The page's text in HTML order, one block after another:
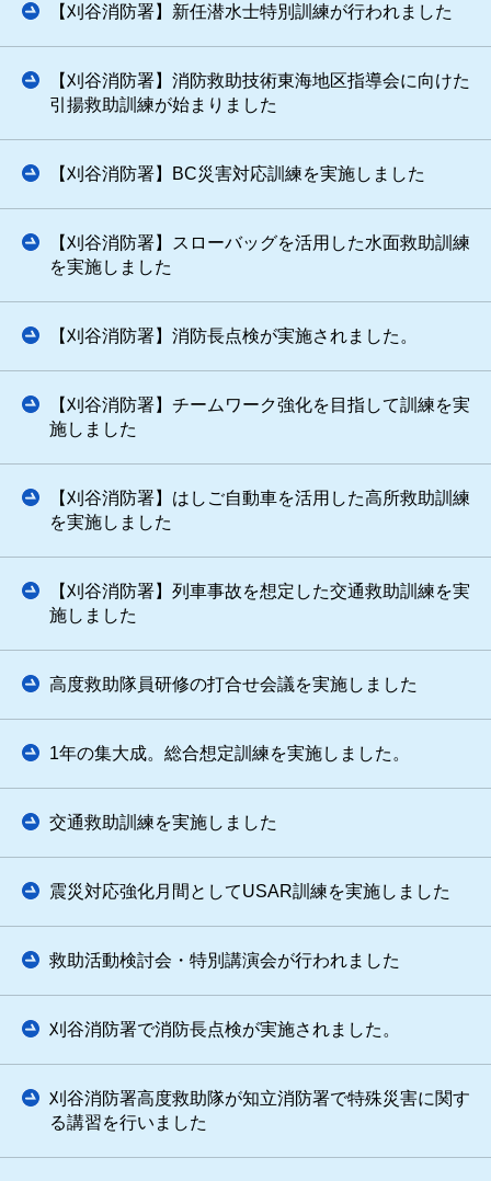
【刈谷消防署】新任潜水士特別訓練が行われました
【刈谷消防署】消防救助技術東海地区指導会に向けた
引揚救助訓練が始まりました
【刈谷消防署】BC災害対応訓練を実施しました
【刈谷消防署】スローバッグを活用した水面救助訓練
を実施しました
【刈谷消防署】消防長点検が実施されました。
【刈谷消防署】チームワーク強化を目指して訓練を実
施しました
【刈谷消防署】はしご自動車を活用した高所救助訓練
を実施しました
【刈谷消防署】列車事故を想定した交通救助訓練を実
施しました
高度救助隊員研修の打合せ会議を実施しました
1年の集大成。総合想定訓練を実施しました。
交通救助訓練を実施しました
震災対応強化月間としてUSAR訓練を実施しました
救助活動検討会・特別講演会が行われました
刈谷消防署で消防長点検が実施されました。
刈谷消防署高度救助隊が知立消防署で特殊災害に関す
る講習を行いました